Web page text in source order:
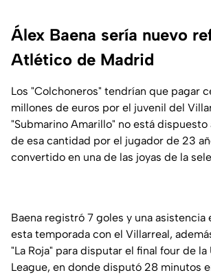
Álex Baena sería nuevo
Atlético de Madrid
Los "Colchoneros" tendrían que pagar
millones de euros por el juvenil del
"Submarino Amarillo" no está
de esa cantidad por el jugador de 23
convertido en una de las joyas de la
Baena registró 7 goles y una asistencia
esta temporada con el Villarreal,
"La Roja" para disputar el final four de la
League, en donde disputó 28 minutos